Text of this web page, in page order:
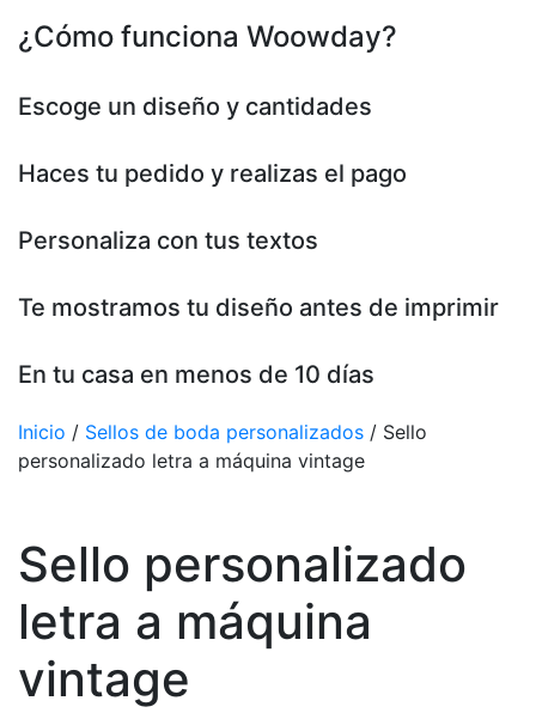
¿Cómo funciona Woowday?
Escoge un diseño y cantidades
Haces tu pedido y realizas el pago
Personaliza con tus textos
Te mostramos tu diseño antes de imprimir
En tu casa en menos de 10 días
Inicio / Sellos de boda personalizados / Sello
personalizado letra a máquina vintage
Sello personalizado
letra a máquina
vintage